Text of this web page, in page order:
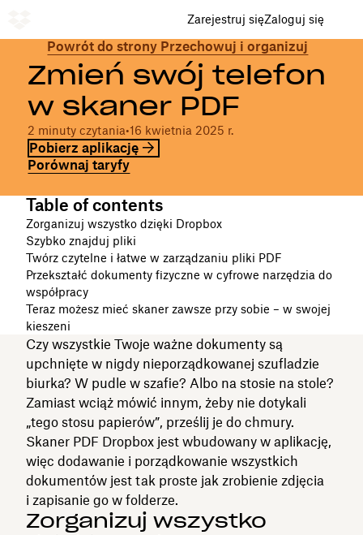
Zarejestruj sięZaloguj się
Powrót do strony Przechowuj i organizuj
Zmień swój telefon
w skaner PDF
2 minuty czytania•16 kwietnia 2025 r.
Pobierz aplikację
Porównaj taryfy
Table of contents
Zorganizuj wszystko dzięki Dropbox
Szybko znajduj pliki
Twórz czytelne i łatwe w zarządzaniu pliki PDF
Przekształć dokumenty fizyczne w cyfrowe narzędzia do
współpracy
Teraz możesz mieć skaner zawsze przy sobie – w swojej
kieszeni
Czy wszystkie Twoje ważne dokumenty są
upchnięte w nigdy nieporządkowanej szufladzie
biurka? W pudle w szafie? Albo na stosie na stole?
Zamiast wciąż mówić innym, żeby nie dotykali
„tego stosu papierów”, prześlij je do chmury.
Skaner PDF Dropbox jest wbudowany w aplikację,
więc dodawanie i porządkowanie wszystkich
dokumentów jest tak proste jak zrobienie zdjęcia
i zapisanie go w folderze.
Zorganizuj wszystko